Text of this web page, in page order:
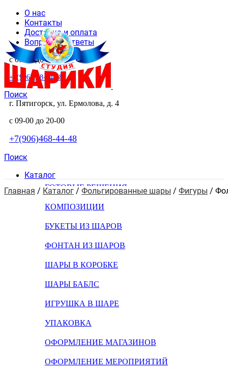
О нас
Контакты
Доставка и оплата
Вопросы и ответы
с 09-00 до 20-00
+7(906)468-44-48
Поиск
г. Пятигорск, ул. Ермолова, д. 4
с 09-00 до 20-00
+7(906)468-44-48
Поиск
Каталог
ГОТОВЫЕ РЕШЕНИЯ
КОМПОЗИЦИИ
БУКЕТЫ ИЗ ШАРОВ
ФОНТАН ИЗ ШАРОВ
ШАРЫ В КОРОБКЕ
ШАРЫ БАБЛС
ИГРУШКА В ШАРЕ
УПАКОВКА
ОФОРМЛЕНИЕ МАГАЗИНОВ
ОФОРМЛЕНИЕ МЕРОПРИЯТИЙ
Главная / Каталог / Фольгированные шары / Фигуры /